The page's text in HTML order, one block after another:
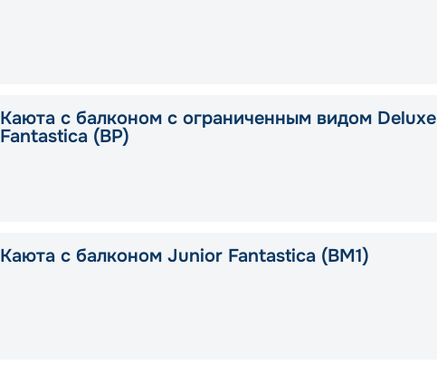
Каюта с балконом с ограниченным видом Deluxe
Fantastica (BP)
Каюта с балконом Junior Fantastica (BM1)